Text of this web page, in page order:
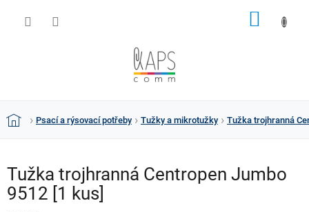
DomůPsací a rýsovací potřeby Tužky a mikrotužky Tužka trojhranná
Tužka trojhranná Centropen Jumbo
9512 [1 kus]